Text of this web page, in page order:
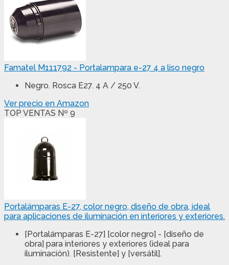
Famatel M111792 - Portalampara e-27 4 a liso negro
Negro. Rosca E27. 4 A / 250 V.
Ver precio en Amazon
TOP VENTAS Nº 9
Portalámparas E-27, color negro, diseño de obra, ideal
para aplicaciones de iluminación en interiores y exteriores.
[Portalámparas E-27] [color negro] - [diseño de
obra] para interiores y exteriores (ideal para
iluminación). [Resistente] y [versátil].